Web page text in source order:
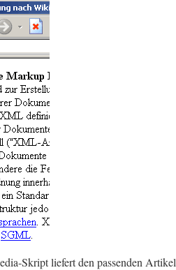
Skript liefert den passenden Artikel